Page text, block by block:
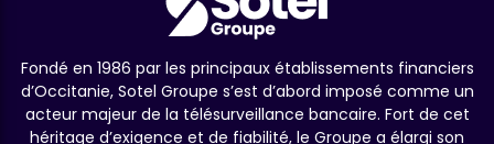
Fondé en 1986 par les principaux établissements financiers
d’Occitanie, Sotel Groupe s’est d’abord imposé comme un
acteur majeur de la télésurveillance bancaire. Fort de cet
héritage d’exigence et de fiabilité, le Groupe a élargi son